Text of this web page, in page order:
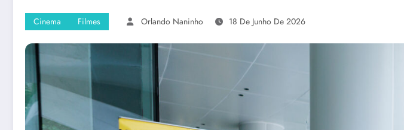
Cinema Filmes Orlando Naninho 18 De Junho De 2026